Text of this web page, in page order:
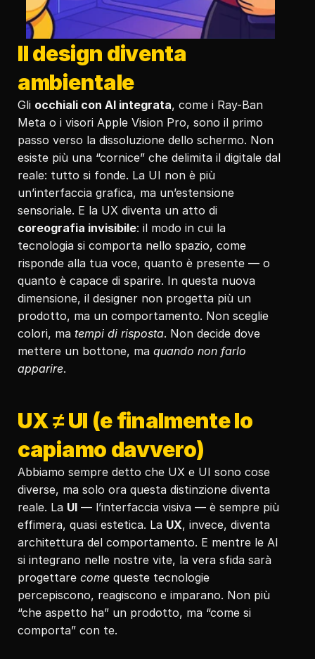
Il design diventa
ambientale
Gli occhiali con AI integrata, come i Ray-Ban
Meta o i visori Apple Vision Pro, sono il primo
passo verso la dissoluzione dello schermo. Non
esiste più una “cornice” che delimita il digitale dal
reale: tutto si fonde. La UI non è più
un’interfaccia grafica, ma un’estensione
coreografia invisibile: il modo in cui la
tecnologia si comporta nello spazio, come
risponde alla tua voce, quanto è presente — o
quanto è capace di sparire. In questa nuova
dimensione, il designer non progetta più un
prodotto, ma un comportamento. Non sceglie
colori, ma tempi di risposta. Non decide dove
mettere un bottone, ma quando non farlo
apparire.
UX ≠ UI (e finalmente lo
capiamo davvero)
Abbiamo sempre detto che UX e UI sono cose
diverse, ma solo ora questa distinzione diventa
reale. La UI — l’interfaccia visiva — è sempre più
effimera, quasi estetica. La UX, invece, diventa
architettura del comportamento. E mentre le AI
si integrano nelle nostre vite, la vera sfida sarà
progettare come queste tecnologie
percepiscono, reagiscono e imparano. Non più
“che aspetto ha” un prodotto, ma “come si
comporta” con te.